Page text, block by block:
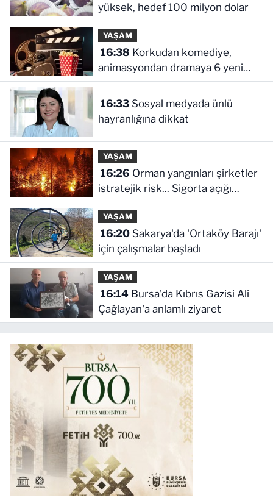
yüksek, hedef 100 milyon dolar
YAŞAM
16:38
animasyondan dramaya 6 yeni
film vizyonda
16:33Sosyal medyada ünlü
hayranlığına dikkat
YAŞAM
16:26
istratejik risk... Sigorta açığı
büyüyor
YAŞAM
16:20Sakarya'da 'Ortaköy Barajı'
için çalışmalar başladı
YAŞAM
16:14Bursa'da Kıbrıs Gazisi Ali
Çağlayan'a anlamlı ziyaret